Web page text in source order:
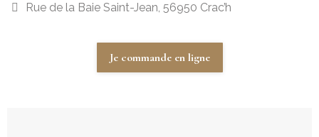
Rue de la Baie Saint-Jean, 56950 Crac’h
Je commande en ligne